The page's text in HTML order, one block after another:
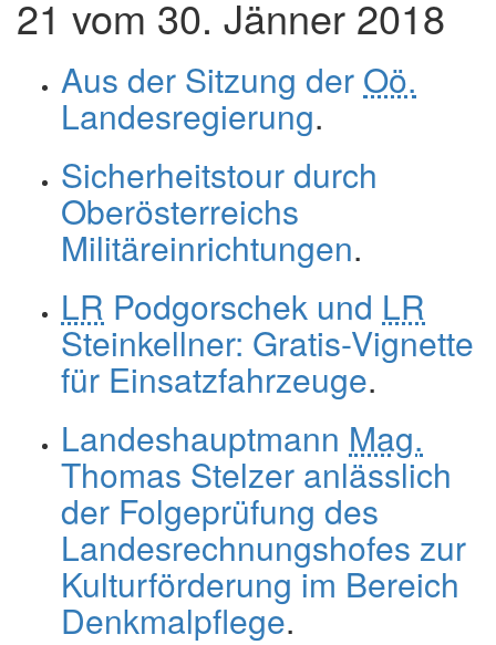
21 vom 30. Jänner 2018
Aus der Sitzung der Oö.
Landesregierung.
Sicherheitstour durch
Oberösterreichs
Militäreinrichtungen.
LR Podgorschek und LR
Steinkellner: Gratis-Vignette
für Einsatzfahrzeuge.
Landeshauptmann Mag.
Thomas Stelzer anlässlich
der Folgeprüfung des
Landesrechnungshofes zur
Kulturförderung im Bereich
Denkmalpflege.